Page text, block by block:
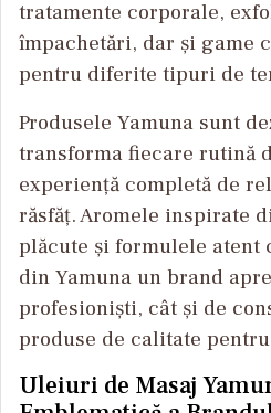
tratamente corporale,
împachetări, dar și game
pentru diferite tipuri de
Produsele Yamuna sunt
transforma fiecare rutină
experiență completă de
răsfăț. Aromele inspirate
plăcute și formulele atent
din Yamuna un brand
profesioniști, cât și de
produse de calitate
Uleiuri de Masaj